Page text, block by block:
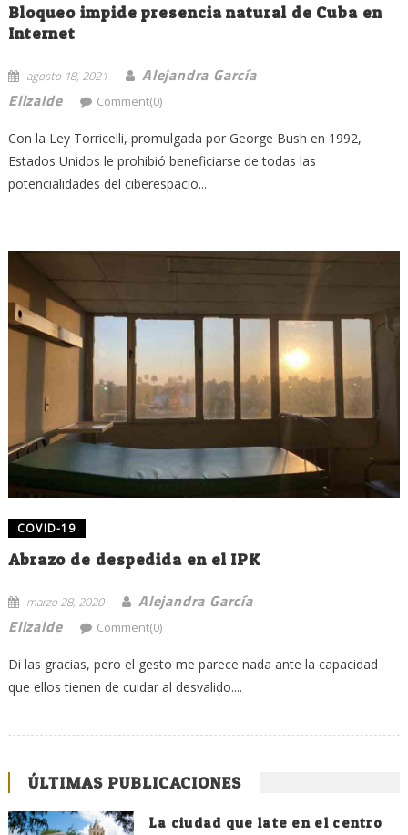
Bloqueo impide presencia natural de Cuba en
Internet
agosto 18, 2021
Alejandra García
Elizalde
Comment(0)
Con la Ley Torricelli, promulgada por George Bush en 1992,
Estados Unidos le prohibió beneficiarse de todas las
potencialidades del ciberespacio...
COVID-19
Abrazo de despedida en el IPK
marzo 28, 2020
Alejandra García
Elizalde
Comment(0)
Di las gracias, pero el gesto me parece nada ante la capacidad
que ellos tienen de cuidar al desvalido....
ÚLTIMAS PUBLICACIONES
La ciudad que late en el centro